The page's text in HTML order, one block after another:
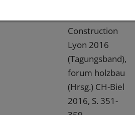
Construction
Lyon 2016
(Tagungsband),
forum holzbau
(Hrsg.) CH-Biel
2016, S. 351-